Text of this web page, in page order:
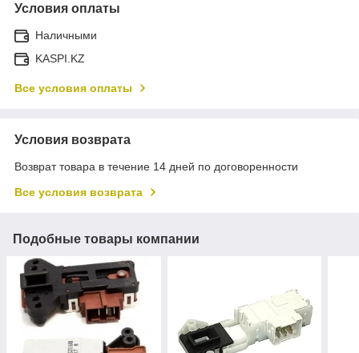
Условия оплаты
Наличными
KASPI.KZ
Все условия оплаты
Условия возврата
Возврат товара в течение 14 дней по договоренности
Все условия возврата
Подобные товары компании